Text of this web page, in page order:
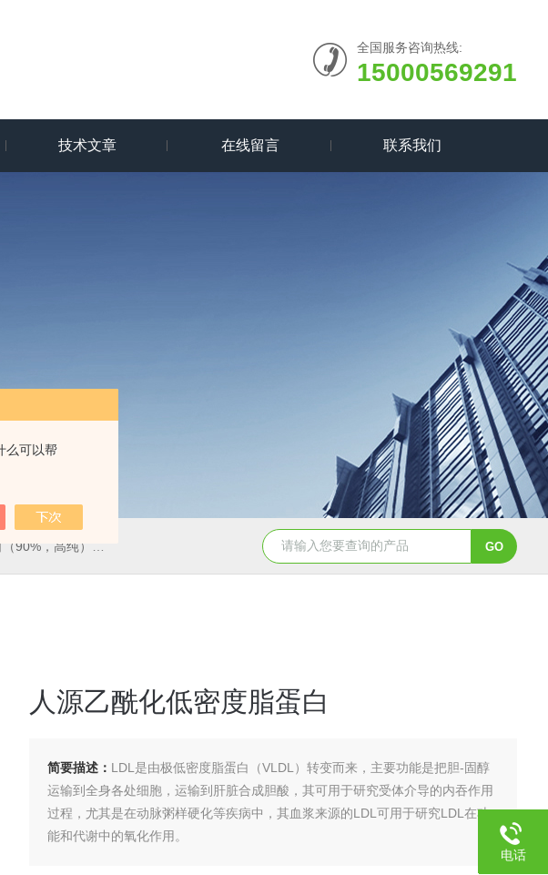
么可以帮
全国服务咨询热线:
15000569291
技术文章 在线留言 联系我们
90%，高纯） PC0310鸡卵清白蛋白（80%，BR） KD1096乙酰化牛血清白
人源乙酰化低密度脂蛋白
简要描述： LDL是由极低密度脂蛋白（VLDL）转变而来，主要功能是把胆-固醇
运输到全身各处细胞，运输到肝脏合成胆酸，其可用于研究受体介导的内吞作用
过程，尤其是在动脉粥样硬化等疾病中，其血浆来源的LDL可用于研究LDL在功
能和代谢中的氧化作用。
电话